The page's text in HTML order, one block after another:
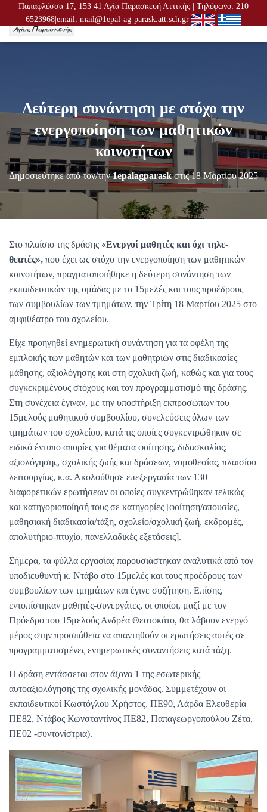
Παπαφλέσσα 17, 153 41 Αγία Παρασκευή Αττικής | Τηλέφωνο: 210
6523968|email: mail@1epal-ag-parask.att.sch.gr
Ν
Π
Λ
Ο
Γ
Η
Δεύτερη συνάντηση με στόχο την
ενεργοποίηση των μαθητικών
κοινοτήτων
Δημοσιεύτηκε από τον/την1epalagparaskστις18 Μαρτίου 2025
Στο πλαίσιο της δράσης «Ενεργοί μαθητές και όχι τηλε-
θεατές», που έχει ως στόχο την ενεργοποίηση των μαθητικών
κοινοτήτων, πραγματοποιήθηκε η δεύτερη συνάντηση των
εκπαιδευτικών της ομάδας με το 15μελές και τους προέδρους
των συμβουλίων των τμημάτων, την Τρίτη 18 Μαρτίου 2025 στο
αμφιθέατρο του σχολείου.
Είχε προηγηθεί ενημερωτική συνάντηση για τα οφέλη της
εμπλοκής των μαθητών και των μαθητριών στις διαδικασίες
μάθησης, αξιολόγησης και στη σχολική ζωή, καθώς και για τους
συγκεκριμένους στόχους και τον προγραμματισμό της δράσης.
Στη συνέχεια έγιναν, με την υποστήριξη εκπροσώπων του
15μελούς μαθητικού συμβουλίου, συνελεύσεις όλων των
τμημάτων του σχολείου, κατά τις οποίες συγκεντρώθηκαν σε
ειδικό έντυπο απορίες για θέματα φοίτησης, διδασκαλίας,
αξιολόγησης, σχολικής ζωής και δράσεων, νομοθεσίας, πλαισίου
λειτουργίας, κ.α. Ακολούθησε επεξεργασία των 130
διαφορετικών ερωτήσεων οι οποίες συγκεντρώθηκαν τελικώς
και κατηγοριοποίησή τους σε κατηγορίες [φοίτηση/απουσίες,
μαθησιακή διαδικασία/τάξη, σχολείο/σχολική ζωή, εκδρομές,
απολυτήριο-πτυχίο, πανελλαδικές εξετάσεις].
Σήμερα, τα φύλλα εργασίας παρουσιάστηκαν αναλυτικά από τον
υποδιευθυντή κ. Ντάβο στο 15μελές και τους προέδρους των
συμβουλίων των τμημάτων και έγινε συζήτηση. Επίσης,
εντοπίστηκαν μαθητές-συνεργάτες, οι οποίοι, μαζί με τον
Πρόεδρο του 15μελούς Ανδρέα Θεοτοκάτο, θα λάβουν ενεργό
μέρος στην προσπάθεια να απαντηθούν οι ερωτήσεις αυτές σε
προγραμματισμένες ενημερωτικές συναντήσεις κατά τάξη.
Η δράση εντάσσεται στον άξονα 1 της εσωτερικής
αυτοαξιολόγησης της σχολικής μονάδας. Συμμετέχουν οι
εκπαιδευτικοί Κωστόγλου Χρήστος, ΠΕ90, Λάρδα Ελευθερία
ΠΕ82, Ντάβος Κωνσταντίνος ΠΕ82, Παπαγεωργοπούλου Ζέτα,
ΠΕ02 -συντονίστρια).